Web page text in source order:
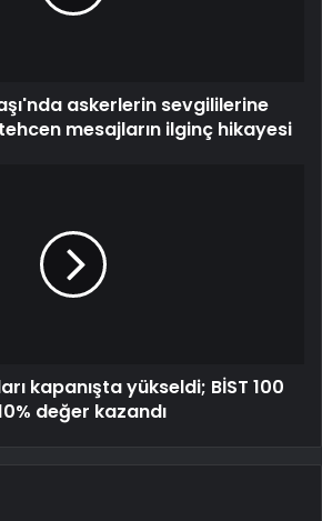
askerlerin sevgililerine
mesajların ilginç hikayesi
kapanışta yükseldi; BİST 100
değer kazandı